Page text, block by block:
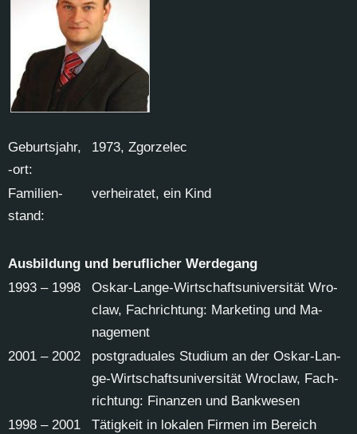
Ge­burts­jahr,
-ort:
1973, Zgor­zelec
Fa­mi­li­en­
stand:
ver­hei­ra­tet, ein Kind
Aus­bil­dung und be­ruf­li­cher Wer­de­gang
1993 – 1998
Os­kar-Lan­ge-Wirt­schafts­uni­ver­si­tät Wro­
claw, Fach­rich­tung: Mar­ke­ting und Ma­
nage­ment
2001 – 2002
post­gra­dua­les Stu­di­um an der Os­kar-Lan­
ge-Wirt­schafts­uni­ver­si­tät Wro­claw, Fach­
rich­tung: Fi­nan­zen und Bank­we­sen
1998 – 2001
Tä­tig­keit in lo­ka­len Fir­men im Be­reich